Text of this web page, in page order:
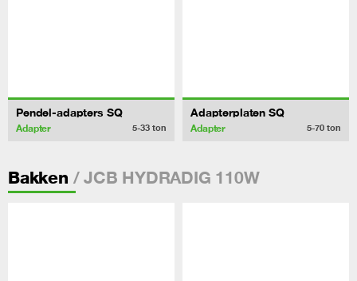
Pendel-adapters SQ
Adapter 5-33 ton
Adapterplaten SQ
Adapter 5-70 ton
Bakken / JCB HYDRADIG 110W